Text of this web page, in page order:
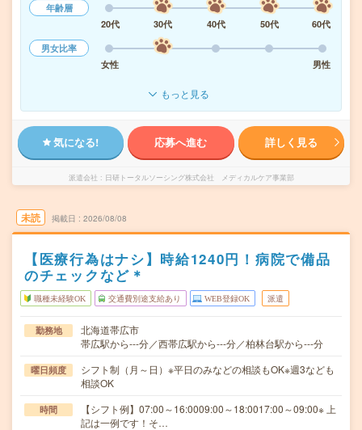
年齢層
20代
30代 40代 50代
60代
男女比率
女性
男性
もっと見る
気になる! 応募へ進む 詳しく見る
派遣会社 日研トータルソーシング株式会社 メディカルケア事業部
未読 掲載日 2026/08/08
【医療行為はナシ】時給1240円！病院で備品
のチェックなど＊
職種未経験OK 交通費別途支給あり WEB登録OK 派遣
勤務地
北海道帯広市
帯広駅から---分／西帯広駅から---分／柏林台駅から---分
曜日頻度
シフト制（月～日）※平日のみなどの相談もOK※週3なども
相談OK
時間
【シフト例】07:00～16:0009:00～18:0017:00～09:00※ 上
記は一例です！そ…